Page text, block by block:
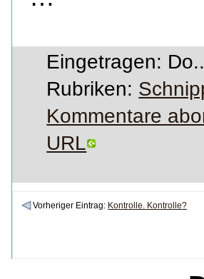
Eingetragen:
Rubriken:
Kommentare
URL
Vorheriger Eintrag: Kontrolle. Kontrolle?